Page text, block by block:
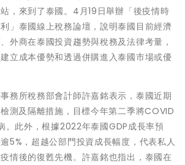
，來到了泰國。4月19日舉辦「後疫情時
」泰國線上稅務論壇，說明泰國目前經濟
外商在泰國投資趨勢與稅務及法律考量，
立成本優勢和透過併購進入泰國市場或優
務所稅務部會計師許嘉銘表示，泰國近期
測及隔離措施，目標今年第二季將COVID
。此外，根據2022年泰國GDP成長率預
5%，超越公部門投資成長幅度，代表私人
情後的復甦先機。許嘉銘也指出，泰國在